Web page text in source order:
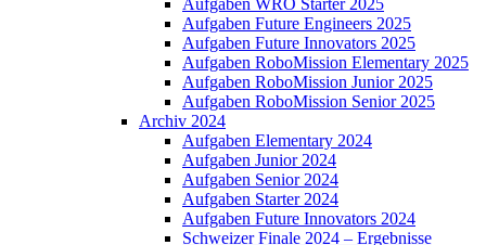
Aufgaben WRO Starter 2025
Aufgaben Future Engineers 2025
Aufgaben Future Innovators 2025
Aufgaben RoboMission Elementary 2025
Aufgaben RoboMission Junior 2025
Aufgaben RoboMission Senior 2025
Archiv 2024
Aufgaben Elementary 2024
Aufgaben Junior 2024
Aufgaben Senior 2024
Aufgaben Starter 2024
Aufgaben Future Innovators 2024
Schweizer Finale 2024 – Ergebnisse